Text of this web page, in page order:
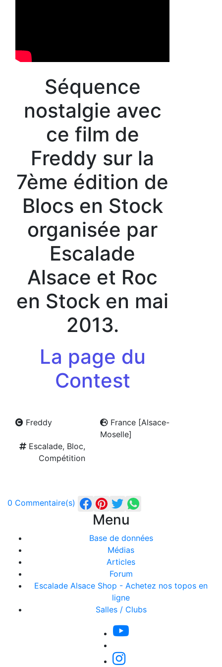
Séquence
nostalgie avec
ce film de
Freddy sur la
7ème édition de
Blocs en Stock
organisée par
Escalade
Alsace et Roc
en Stock en mai
2013.
La page du
Contest
Freddy
France [Alsace-
Moselle]
Escalade, Bloc,
Compétition
0 Commentaire(s)
Menu
Base de données
Médias
Articles
Forum
Escalade Alsace Shop - Achetez nos topos en
ligne
Salles / Clubs